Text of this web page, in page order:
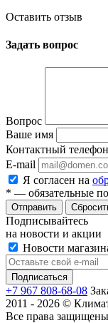
Оставить отзыв
Задать вопрос
Вопрос
Ваше имя
Контактный телефон
E-mail
Я согласен на
* — обязательные
Подписывайтесь
на новости и акции
Новости
+7 967 808-68-08
2011 - 2026 ©
Все права защищены